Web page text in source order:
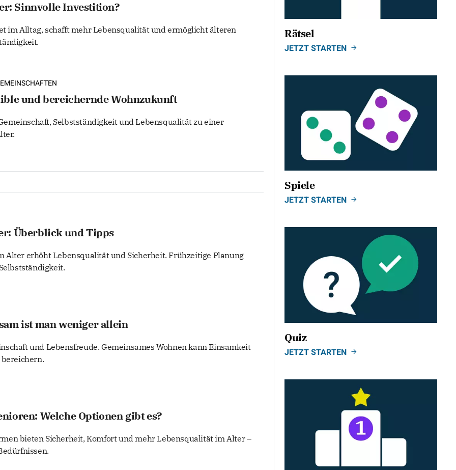
Sinnvolle Investition?
im Alltag, schafft mehr Lebensqualität und ermöglicht älteren
und bereichernde Wohnzukunft
Selbstständigkeit und Lebensqualität zu einer
Überblick und Tipps
Alter erhöht Lebensqualität und Sicherheit. Frühzeitige Planung
ist man weniger allein
und Lebensfreude. Gemeinsames Wohnen kann Einsamkeit
Welche Optionen gibt es?
bieten Sicherheit, Komfort und mehr Lebensqualität im Alter –
Rätsel
JETZT STARTEN
Spiele
JETZT STARTEN
Quiz
JETZT STARTEN